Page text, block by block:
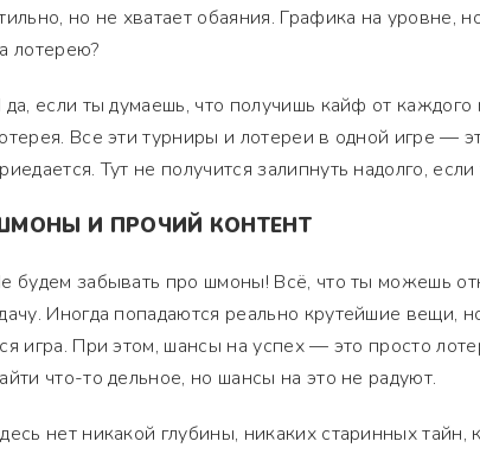
но не хватает обаяния. Графика на уровне,
лотерею?
да, если ты думаешь, что получишь кайф от
Все эти турниры и лотереи в одной игре —
Тут не получится залипнуть надолго,
И ПРОЧИЙ КОНТЕНТ
будем забывать про шмоны! Всё, что ты можешь
Иногда попадаются реально крутейшие вещи,
игра. При этом, шансы на успех — это просто
что-то дельное, но шансы на это не радуют.
нет никакой глубины, никаких старинных тайн,